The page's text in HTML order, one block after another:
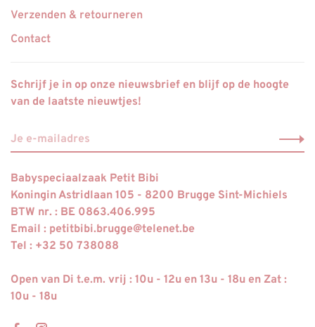
Verzenden & retourneren
Contact
Schrijf je in op onze nieuwsbrief en blijf op de hoogte
van de laatste nieuwtjes!
Babyspeciaalzaak Petit Bibi
Koningin Astridlaan 105 - 8200 Brugge Sint-Michiels
BTW nr. : BE 0863.406.995
Email : petitbibi.brugge@telenet.be
Tel : +32 50 738088
Open van Di t.e.m. vrij : 10u - 12u en 13u - 18u en Zat :
10u - 18u